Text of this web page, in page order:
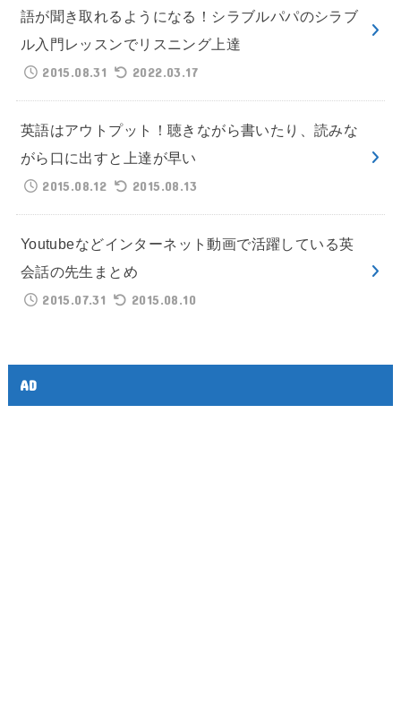
語が聞き取れるようになる！シラブルパパのシラブ
ル入門レッスンでリスニング上達
2015.08.31
2022.03.17
英語はアウトプット！聴きながら書いたり、読みな
がら口に出すと上達が早い
2015.08.12
2015.08.13
Youtubeなどインターネット動画で活躍している英
会話の先生まとめ
2015.07.31
2015.08.10
AD